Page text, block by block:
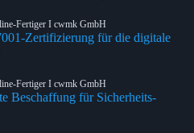
Fertiger I cwmk GmbH
Zertifizierung für die digitale
Fertiger I cwmk GmbH
Beschaffung für Sicherheits-